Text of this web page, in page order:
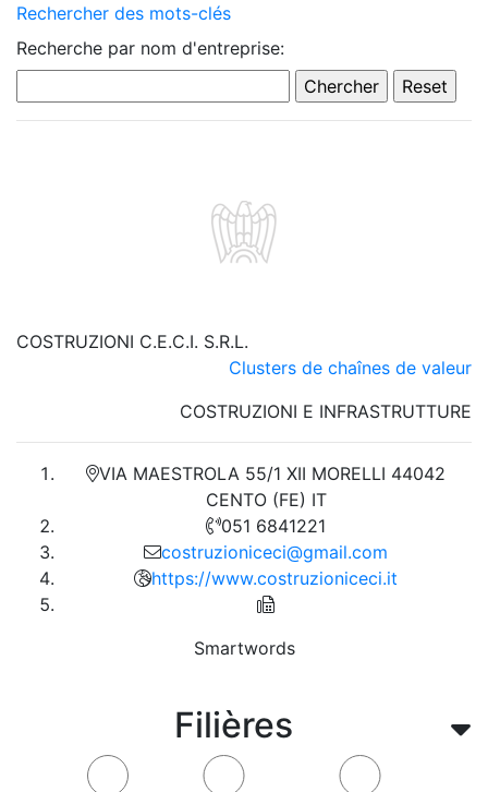
Rechercher des mots-clés
Recherche par nom d'entreprise:
Filières
COSTRUZIONI C.E.C.I. S.R.L.
Clusters de chaînes de valeur
COSTRUZIONI E INFRASTRUTTURE
VIA MAESTROLA 55/1 XII MORELLI 44042
CENTO (FE) IT
051 6841221
costruzioniceci@gmail.com
https://www.costruzioniceci.it
Smartwords